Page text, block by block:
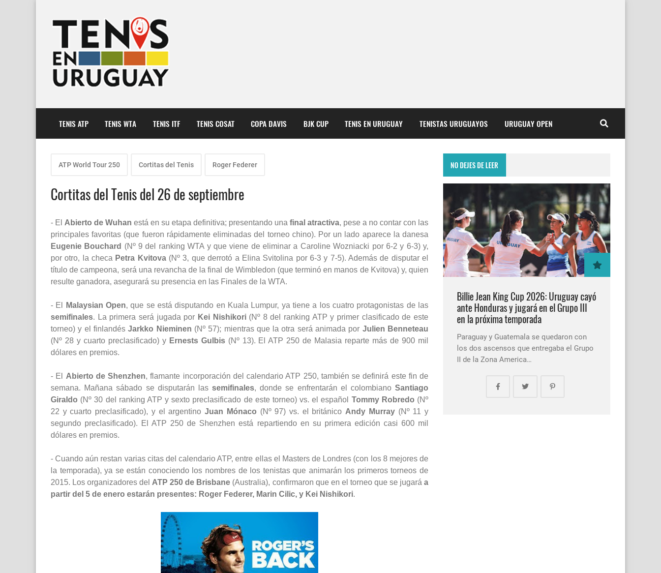
TENIS ATP TENIS WTA TENIS ITF TENIS COSAT COPA DAVIS BJK CUP TENIS EN URUGUAY TENISTAS URUGUAYOS URUGUAY OPEN
ATP World Tour 250 Cortitas del Tenis Roger Federer
Cortitas del Tenis del 26 de septiembre
- El Abierto de Wuhan está en su etapa definitiva; presentando una final atractiva, pese a no contar con las
principales favoritas (que fueron rápidamente eliminadas del torneo chino). Por un lado aparece la danesa
Eugenie Bouchard (Nº 9 del ranking WTA y que viene de eliminar a Caroline Wozniacki por 6-2 y 6-3) y,
por otro, la checa Petra Kvitova(Nº 3, que derrotó a Elina Svitolina por 6-3 y 7-5). Además de disputar el
título de campeona, será una revancha de la final de Wimbledon (que terminó en manos de Kvitova) y, quien
resulte ganadora, asegurará su presencia en las Finales de la WTA.
- El Malaysian Open, que se está disputando en Kuala Lumpur, ya tiene a los cuatro protagonistas de las
semifinales. La primera será jugada por Kei Nishikori(Nº 8 del ranking ATP y primer clasificado de este
torneo) y el finlandésJarkko Nieminen (Nº 57); mientras que la otra será animada por Julien Benneteau
(Nº 28 y cuarto preclasificado) y Ernests Gulbis(Nº 13). El ATP 250 de Malasia reparte más de 900 mil
dólares en premios.
- El Abierto de Shenzhen, flamante incorporación del calendario ATP 250, también se definirá este fin de
semana. Mañana sábado se disputarán las semifinales, donde se enfrentarán el colombiano Santiago
Giraldo (Nº 30 del ranking ATP y sexto preclasificado de este torneo) vs. el español Tommy Robredo (Nº
22 y cuarto preclasificado), y el argentinoJuan Mónaco (Nº 97) vs. el británico Andy Murray(Nº 11 y
segundo preclasificado). El ATP 250 de Shenzhen está repartiendo en su primera edición casi 600 mil
dólares en premios.
- Cuando aún restan varias citas del calendario ATP, entre ellas el Masters de Londres (con los 8 mejores de
la temporada), ya se están conociendo los nombres de los tenistas que animarán los primeros torneos de
2015. Los organizadores del ATP 250 de Brisbane (Australia), confirmaron que en el torneo que se jugaráa
partir del 5 de enero estarán presentes: Roger Federer, Marin Cilic, y Kei Nishikori.
NO DEJES DE LEER
Billie Jean King Cup 2026: Uruguay cayó
ante Honduras y jugará en el Grupo III
en la próxima temporada
Paraguay y Guatemala se quedaron con
los dos ascensos que entregaba el Grupo
II de la Zona America…